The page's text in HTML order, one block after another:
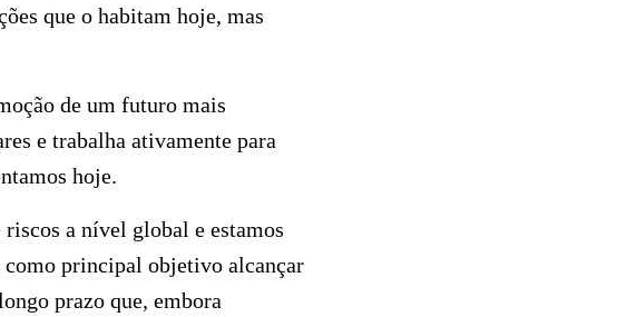
que o habitam hoje, mas
de um futuro mais
e trabalha ativamente para
hoje.
a nível global e estamos
principal objetivo alcançar
prazo que, embora